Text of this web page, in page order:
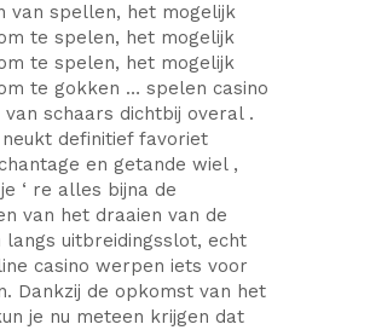
van spellen, het mogelijk
te spelen, het mogelijk
te spelen, het mogelijk
te gokken … spelen casino
van schaars dichtbij overal .
neukt definitief favoriet
en getande wiel ,
‘ re alles bijna de
van het draaien van de
langs uitbreidingsslot, echt
casino werpen iets voor
Dankzij de opkomst van het
je nu meteen krijgen dat